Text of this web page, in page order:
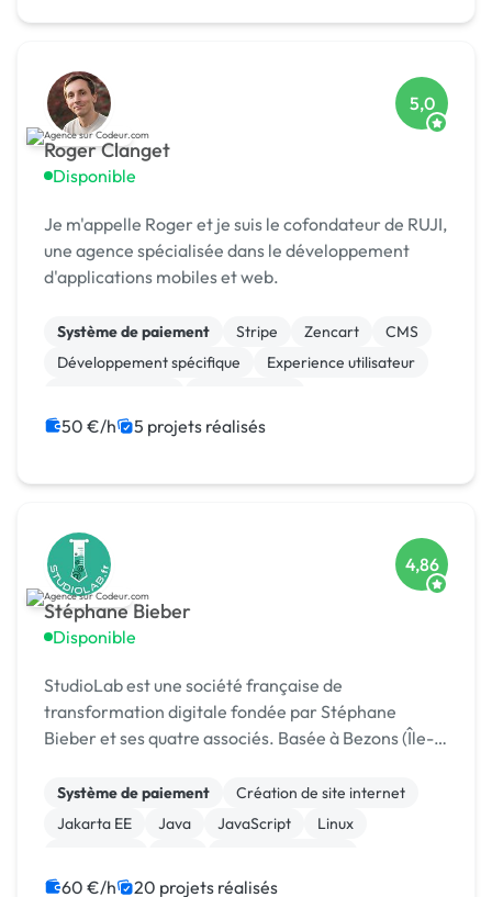
Roger Clanget
Disponible
5,0
Je m'appelle Roger et je suis le cofondateur de RUJI,
une agence spécialisée dans le développement
d'applications mobiles et web.
Système de paiement Stripe Zencart
CMS
Développement spécifique
Experience utilisateur
Migration ou refonte de site
50 €/h 5 projets réalisés
Stéphane Bieber
Disponible
4,86
StudioLab est une société française de
transformation digitale fondée par Stéphane
Bieber et ses quatre associés. Basée à Bezons (Île-
ans les entrepr
Système de paiement
Création de site internet
Jakarta EE
Java JavaScript
Linux
Modules et composants
60 €/h 20 projets réalisés